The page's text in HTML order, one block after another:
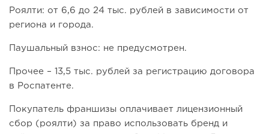
Роялти: от 6,6 до 24 тыс. рублей в зависимости от
региона и города.
Паушальный взнос: не предусмотрен.
Прочее – 13,5 тыс. рублей за регистрацию договора
в Роспатенте.
Покупатель франшизы оплачивает лицензионный
сбор (роялти) за право использовать бренд и